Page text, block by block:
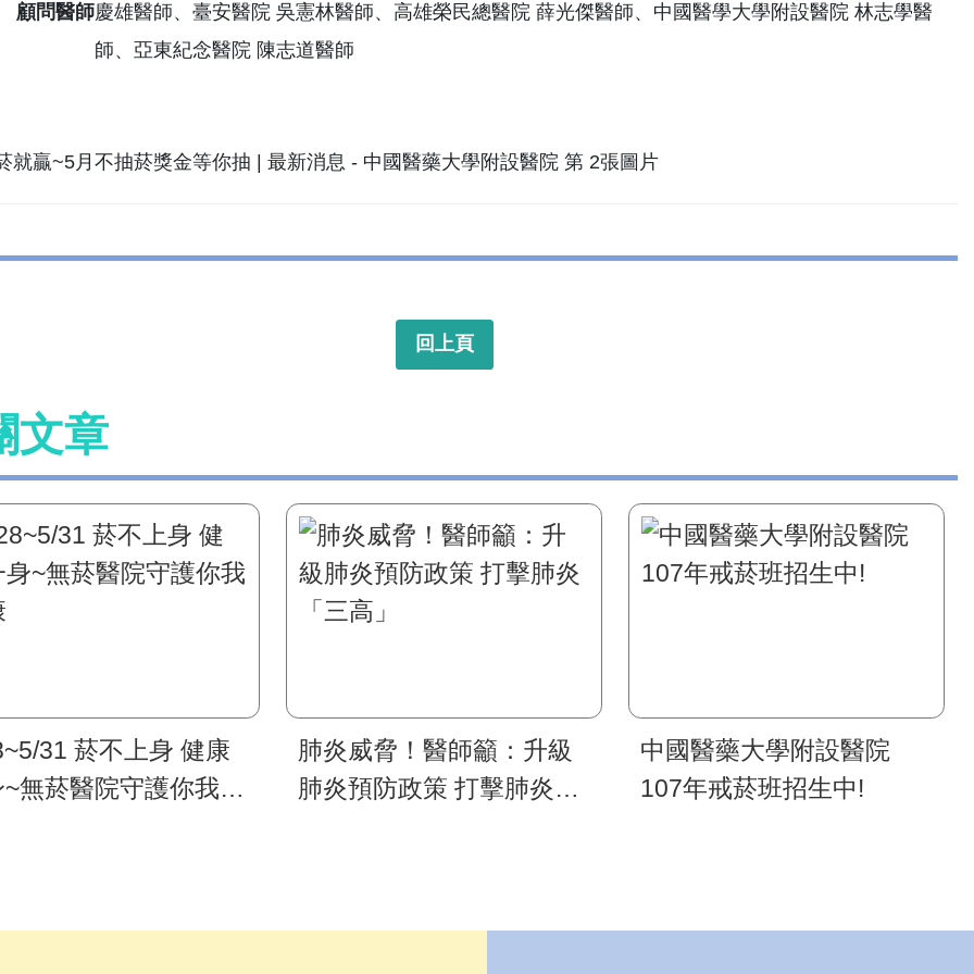
顧問醫師慶雄醫師、臺安醫院 吳憲林醫師、高雄榮民總醫院 薛光傑醫師、中國醫學大學附設醫院 林志學醫
師、亞東紀念醫院 陳志道醫師
回上頁
文章
31 菸不上身 健康
無菸醫院守護你我健
肺炎威脅！醫師籲：升級
肺炎預防政策 打擊肺炎
中國醫藥大學附設醫院
107年戒菸班招生中!